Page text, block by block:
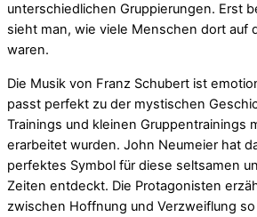
unterschiedlichen Gruppierungen. Erst
sieht man, wie viele Menschen dort auf
waren.
Die Musik von Franz Schubert ist
passt perfekt zu der mystischen
Trainings und kleinen Gruppentrainings
erarbeitet wurden. John Neumeier hat
perfektes Symbol für diese seltsamen
Zeiten entdeckt. Die Protagonisten
zwischen Hoffnung und Verzweiflung